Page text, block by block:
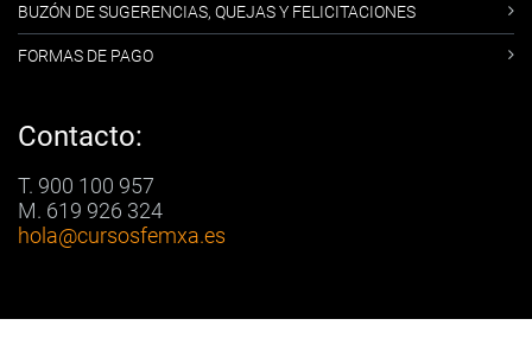
BUZÓN DE SUGERENCIAS, QUEJAS Y FELICITACIONES
FORMAS DE PAGO
Contacto:
T. 900 100 957
M. 619 926 324
hola@cursosfemxa.es